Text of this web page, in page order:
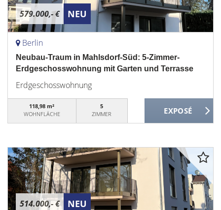
579.000,- € NEU
Berlin
Neubau-Traum in Mahlsdorf-Süd: 5-Zimmer-
Erdgeschosswohnung mit Garten und Terrasse
Erdgeschosswohnung
118,98 m²
WOHNFLÄCHE
5
ZIMMER
514.000,- € NEU